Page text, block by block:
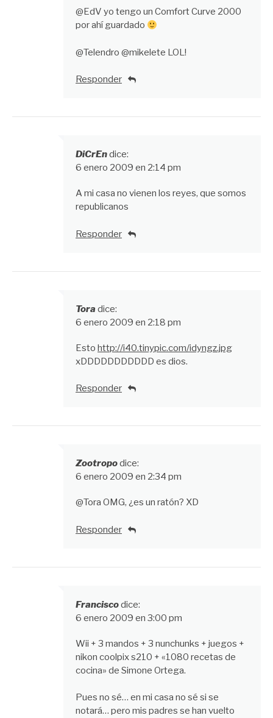
@EdV yo tengo un Comfort Curve 2000
por ahí guardado
@Telendro @mikelete LOL!
Responder
DiCrEndice:
6 enero 2009 en 2:14 pm
A mi casa no vienen los reyes, que somos
republicanos
Responder
Tora dice:
6 enero 2009 en 2:18 pm
Esto http://i40.tinypic.com/idyngz.jpg
xDDDDDDDDDDD es dios.
Responder
Zootropodice:
6 enero 2009 en 2:34 pm
@Tora OMG, ¿es un ratón? XD
Responder
Franciscodice:
6 enero 2009 en 3:00 pm
Wii + 3 mandos + 3 nunchunks + juegos +
nikon coolpix s210 + «1080 recetas de
cocina» de Simone Ortega.
Pues no sé… en mi casa no sé si se
notará… pero mis padres se han vuelto